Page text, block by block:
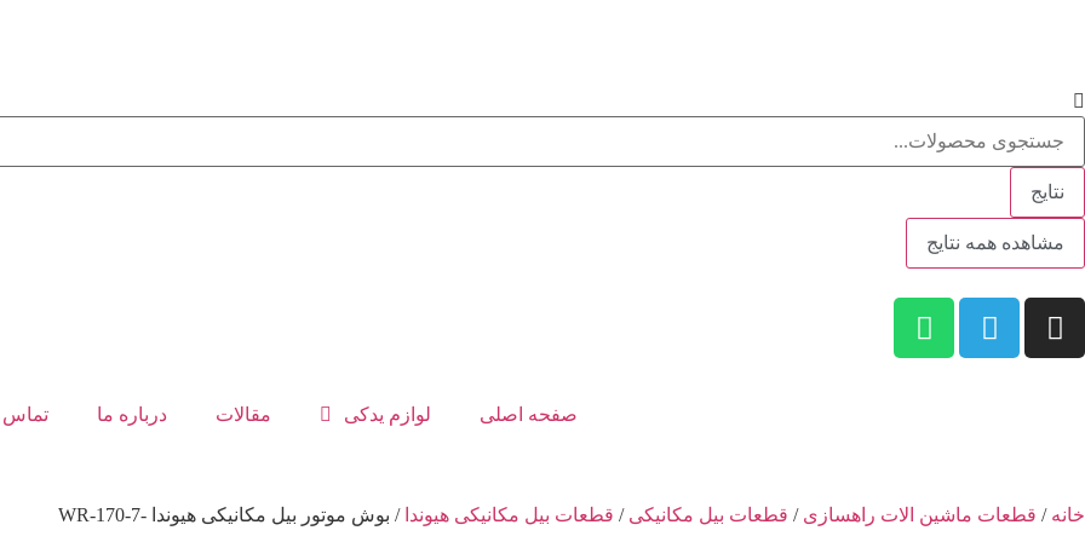
نتایج
مشاهده همه نتایج
صفحه اصلی لوازم یدکی مقالات درباره ما تماس
خانه / قطعات ماشین الات راهسازی / قطعات بیل مکانیکی / قطعات بیل مکانیکی هیوندا / بوش موتور بیل مکانیکی هیوندا -WR-170-7